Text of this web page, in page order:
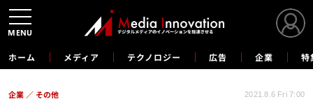
ホーム メディア テクノロジー 広告 企業 特
企業 その他 2021.8.6 Fri 7:00
MENU